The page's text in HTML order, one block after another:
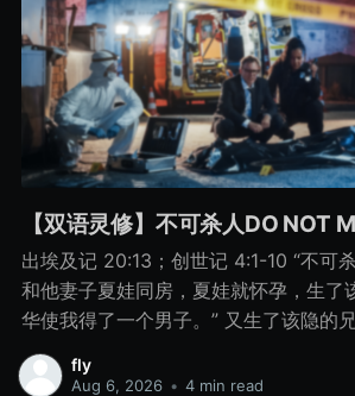
【双语灵修】不可杀人DO NOT
出埃及记 20:13；创世记 4:1-10 “不可
和他妻子夏娃同房，夏娃就怀孕，生了
华使我得了一个男子。” 又生了该隐的
羊的，该隐是种地的。 有一日，该隐拿
献给耶和华， 亚伯也将他羊群中头生的
fly
Aug 6, 2026 • 4 min read